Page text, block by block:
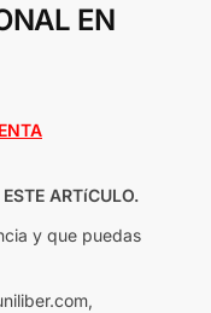
EN
ARTíCULO.
y que puedas